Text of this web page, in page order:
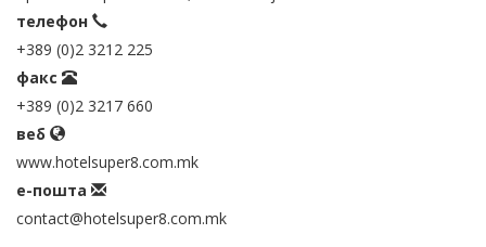
телефон
+389 (0)2 3212 225
факс
+389 (0)2 3217 660
веб
www.hotelsuper8.com.mk
е-пошта
contact@hotelsuper8.com.mk